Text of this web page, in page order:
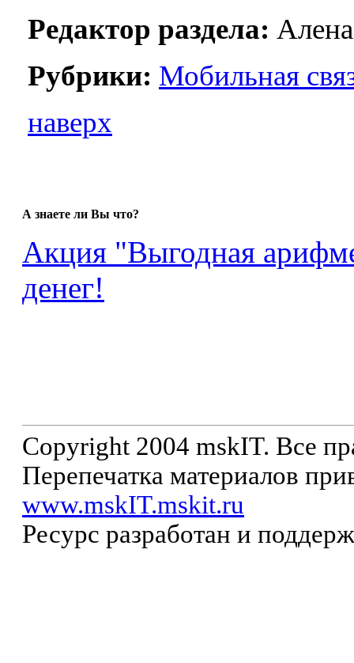
Редактор раздела:
Рубрики: Мобильная
наверх
А знаете ли Вы что?
Акция "Выгодная
денег!
Copyright 2004 mskIT. Все
Перепечатка материалов
www.mskIT.mskit.ru
Ресурс разработан и